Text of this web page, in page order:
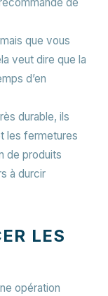
que vous
veut dire que la
d’en
durable, ils
les fermetures
de produits
à durcir
LES
opération